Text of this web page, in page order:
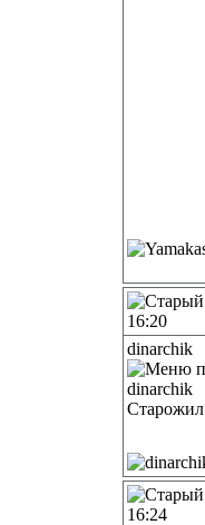
16:20
dinarchik
Старожил
16:24